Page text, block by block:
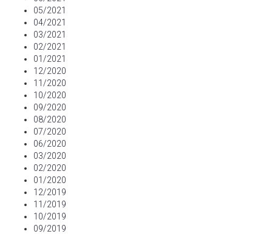
05/2021
04/2021
03/2021
02/2021
01/2021
12/2020
11/2020
10/2020
09/2020
08/2020
07/2020
06/2020
03/2020
02/2020
01/2020
12/2019
11/2019
10/2019
09/2019